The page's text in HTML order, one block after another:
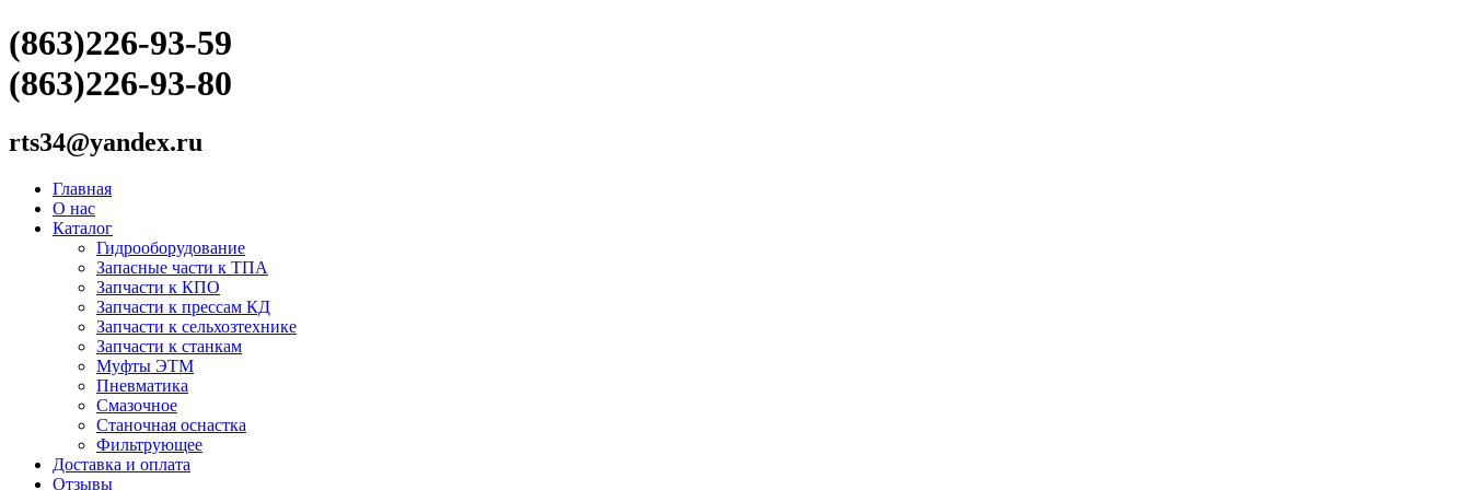
(863)226-93-59
(863)226-93-80
rts34@yandex.ru
Главная
О нас
Каталог
Гидрооборудование
Запасные части к ТПА
Запчасти к КПО
Запчасти к прессам КД
Запчасти к сельхозтехнике
Запчасти к станкам
Муфты ЭТМ
Пневматика
Смазочное
Станочная оснастка
Фильтрующее
Доставка и оплата
Отзывы